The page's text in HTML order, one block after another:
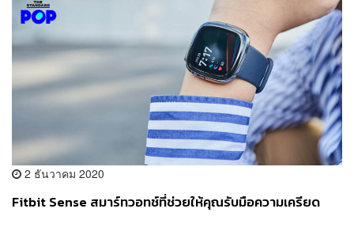
2 ธันวาคม 2020
Fitbit Sense สมาร์ทวอทช์ที่ช่วยให้คุณรับมือความเครียด